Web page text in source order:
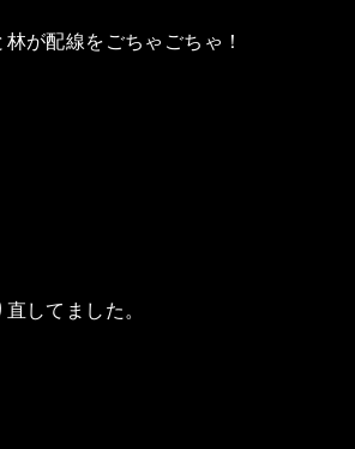
が配線をごちゃごちゃ！
してました。